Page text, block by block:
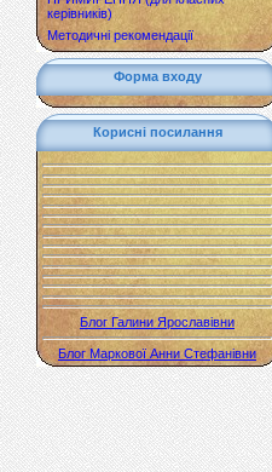
керівників)
Методичні рекомендації
Форма входу
Корисні посилання
Блог Галини Ярославівни
Блог Маркової Анни Стефанівни